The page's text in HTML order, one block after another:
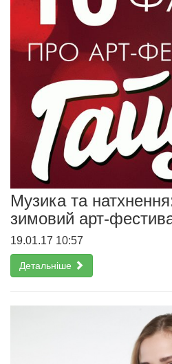
Музика та
зимовий арт-
19.01.17 10:57
Детальніше